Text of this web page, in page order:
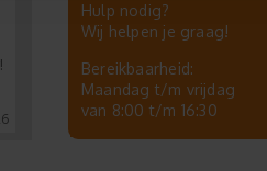
Hulp nodig?
Wij helpen je graag!
Bereikbaarheid:
Maandag t/m vrijdag
van 8:00 t/m 16:30